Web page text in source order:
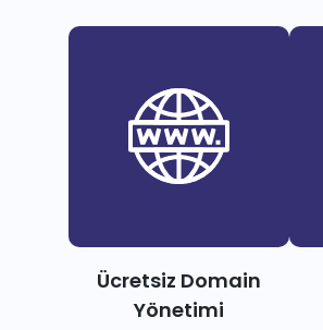
Ücretsiz Domain
Yönetimi